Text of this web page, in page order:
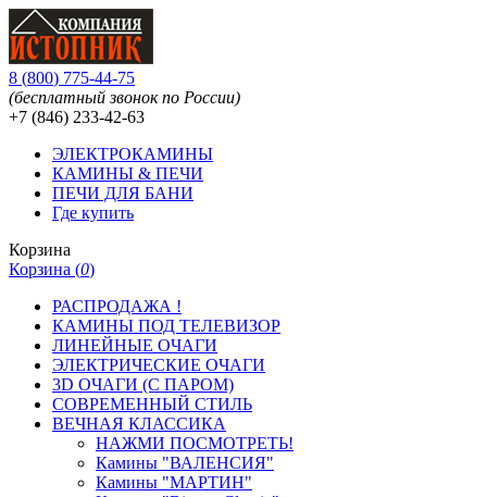
8 (800) 775-44-75
(бесплатный звонок по России)
+7 (846) 233-42-63
ЭЛЕКТРОКАМИНЫ
КАМИНЫ & ПЕЧИ
ПЕЧИ ДЛЯ БАНИ
Где купить
Корзина
Корзина (0)
РАСПРОДАЖА !
КАМИНЫ ПОД ТЕЛЕВИЗОР
ЛИНЕЙНЫЕ ОЧАГИ
ЭЛЕКТРИЧЕСКИЕ ОЧАГИ
3D ОЧАГИ (С ПАРОМ)
СОВРЕМЕННЫЙ СТИЛЬ
ВЕЧНАЯ КЛАССИКА
НАЖМИ ПОСМОТРЕТЬ!
Камины "ВАЛЕНСИЯ"
Камины "МАРТИН"